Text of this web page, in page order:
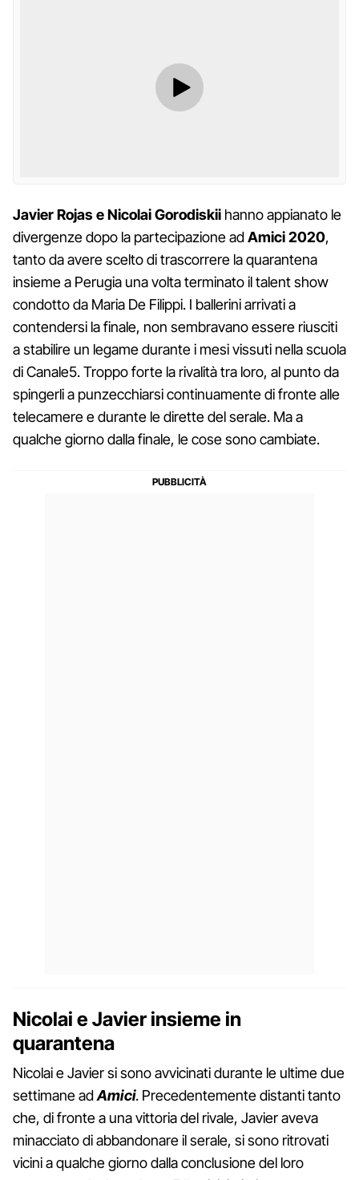
Javier Rojas e Nicolai Gorodiskii hanno appianato le
divergenze dopo la partecipazione adAmici 2020,
tanto da avere scelto di trascorrere la quarantena
insieme a Perugia una volta terminato il talent show
condotto da Maria De Filippi. I ballerini arrivati a
contendersi la finale, non sembravano essere riusciti
a stabilire un legame durante i mesi vissuti nella scuola
di Canale5. Troppo forte la rivalità tra loro, al punto da
spingerli a punzecchiarsi continuamente di fronte alle
telecamere e durante le dirette del serale. Ma a
qualche giorno dalla finale, le cose sono cambiate.
Nicolai e Javier insieme in
quarantena
Nicolai e Javier si sono avvicinati durante le ultime due
settimane adAmici. Precedentemente distanti tanto
che, di fronte a una vittoria del rivale, Javier aveva
minacciato di abbandonare il serale, si sono ritrovati
vicini a qualche giorno dalla conclusione del loro